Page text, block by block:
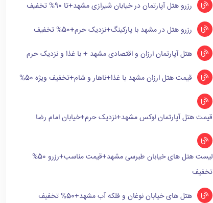
رزرو هتل آپارتمان در خیابان شیرازی مشهد+تا 90% تخفیف
رزرو هتل در مشهد با پارکینگ+نزدیک حرم+50% تخفیف
هتل آپارتمان ارزان و اقتصادی مشهد + با غذا و نزدیک حرم
قیمت هتل ارزان مشهد با غذا+ناهار و شام+تخفیف ویژه 50%
قیمت هتل آپارتمان لوکس مشهد+نزدیک حرم+خیابان امام رضا
لیست هتل های خیابان طبرسی مشهد+قیمت مناسب+رزرو 50%
تخفیف
هتل های خیابان نوغان و فلکه آب مشهد+50% تخفیف